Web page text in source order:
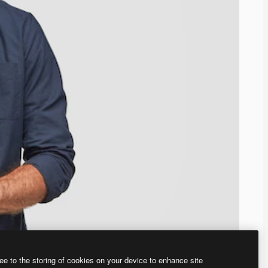
to the storing of cookies on your device to enhance site